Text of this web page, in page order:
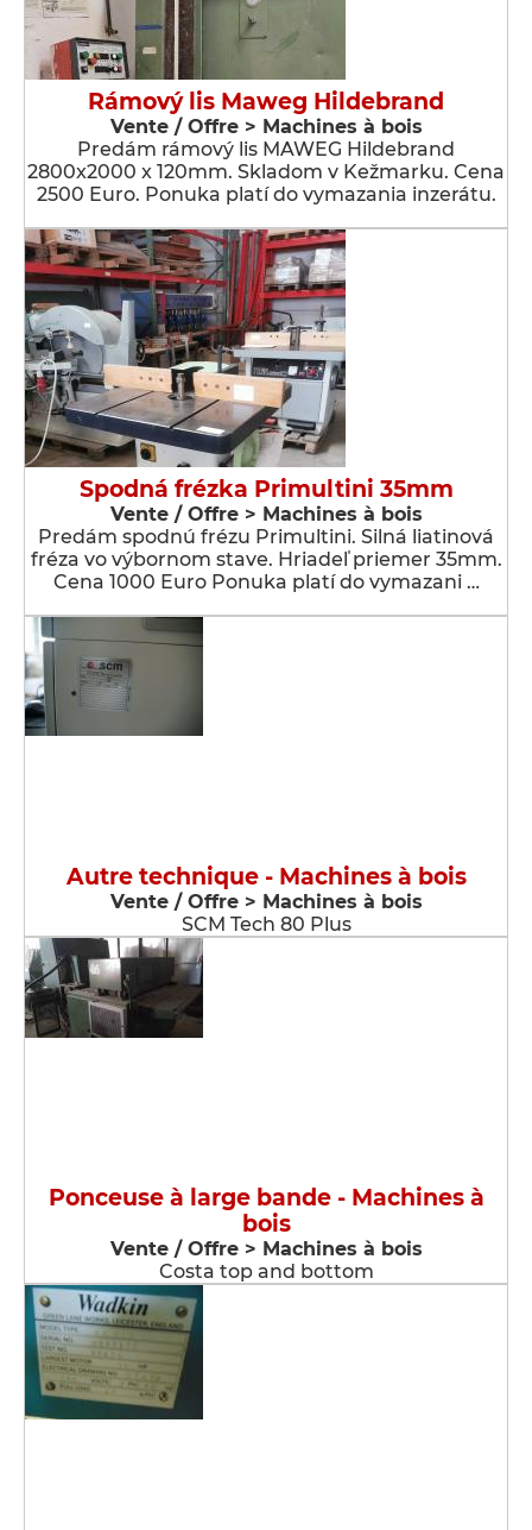
Rámový lis Maweg Hildebrand
Vente / Offre > Machines à bois
Predám rámový lis MAWEG Hildebrand
2800x2000 x 120mm. Skladom v Kežmarku. Cena
2500 Euro. Ponuka platí do vymazania inzerátu.
Spodná frézka Primultini 35mm
Vente / Offre > Machines à bois
Predám spodnú frézu Primultini. Silná liatinová
fréza vo výbornom stave. Hriadeľ priemer 35mm.
Cena 1000 Euro Ponuka platí do vymazani …
Autre technique - Machines à bois
Vente / Offre > Machines à bois
SCM Tech 80 Plus
Ponceuse à large bande - Machines à
bois
Vente / Offre > Machines à bois
Costa top and bottom